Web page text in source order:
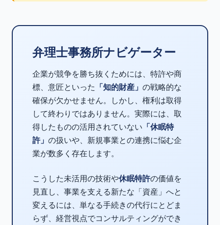
弁理士事務所ナビゲーター
企業が競争を勝ち抜くためには、特許や商
標、意匠といった 「知的財産」 の戦略的な
確保が欠かせません。しかし、権利は取得
して終わりではありません。実際には、取
得したものの活用されていない 「休眠特
許」 の扱いや、新規事業との連携に悩む企
業が数多く存在します。
こうした未活用の技術や休眠特許の価値を
見直し、事業を支える新たな「資産」へと
変えるには、単なる手続きの代行にとどま
らず、経営視点でコンサルティングができ